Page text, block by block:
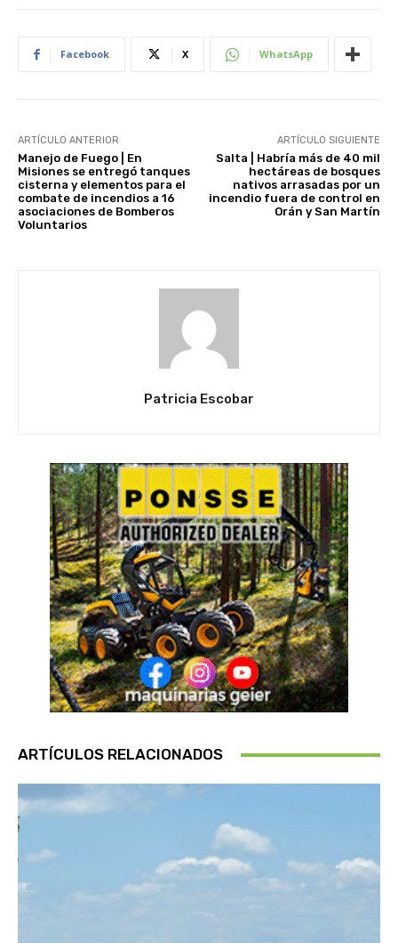
Facebook X WhatsApp
ARTÍCULO ANTERIOR
Manejo de Fuego | En
Misiones se entregó tanques
cisterna y elementos para el
combate de incendios a 16
asociaciones de Bomberos
Voluntarios
ARTÍCULO SIGUIENTE
Salta | Habría más de 40 mil
hectáreas de bosques
nativos arrasadas por un
incendio fuera de control en
Orán y San Martín
Patricia Escobar
ARTÍCULOS RELACIONADOS